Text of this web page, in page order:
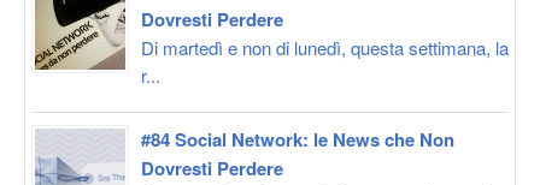
Dovresti Perdere
Di martedì e non di lunedì, questa settimana, la
r...
#84 Social Network: le News che Non
Dovresti Perdere